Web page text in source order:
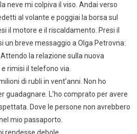
neve mi colpiva il viso. Andai verso
al volante e poggiai la borsa sul
il motore e il riscaldamento. Presi il
un breve messaggio a Olga Petrovna:
la relazione sulla nuova
rimisi il telefono via.
di rubli in vent’anni. Non ho
guadagnare. L’ho comprato per avere
Dove le persone non avrebbero
mio passaporto.